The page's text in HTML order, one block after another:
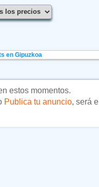
en Gipuzkoa
estos momentos.
Publica tu anuncio, será el